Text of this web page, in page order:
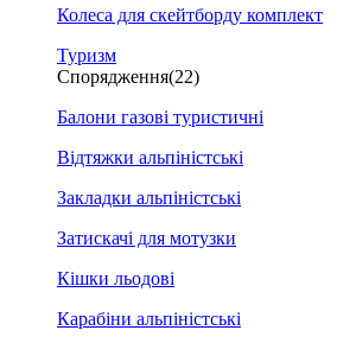
Колеса для скейтборду комплект
Туризм
Спорядження(22)
Балони газові туристичні
Відтяжки альпіністські
Закладки альпіністські
Затискачі для мотузки
Кішки льодові
Карабіни альпіністські